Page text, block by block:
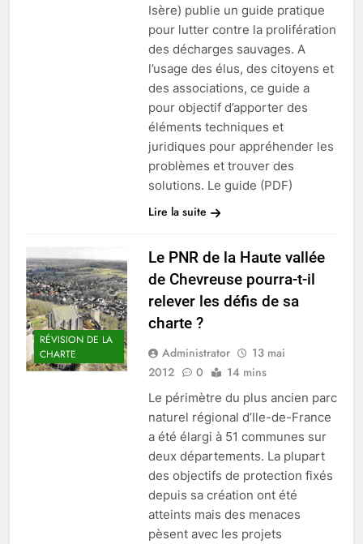
Isère) publie un guide pratique
pour lutter contre la prolifération
des décharges sauvages. A
l’usage des élus, des citoyens et
des associations, ce guide a
pour objectif d’apporter des
éléments techniques et
juridiques pour appréhender les
problèmes et trouver des
solutions. Le guide (PDF)
Lire la suite
RÉVISION DE LA
CHARTE
Le PNR de la Haute vallée
de Chevreuse pourra-t-il
relever les défis de sa
charte ?
Administrator
13 mai
2012
0 14 mins
Le périmètre du plus ancien parc
naturel régional d’Ile-de-France
a été élargi à 51 communes sur
deux départements. La plupart
des objectifs de protection fixés
depuis sa création ont été
atteints mais des menaces
pèsent avec les projets